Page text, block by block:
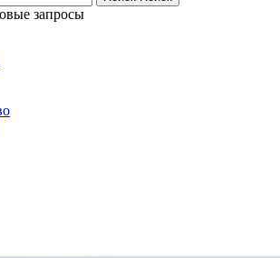
запросы